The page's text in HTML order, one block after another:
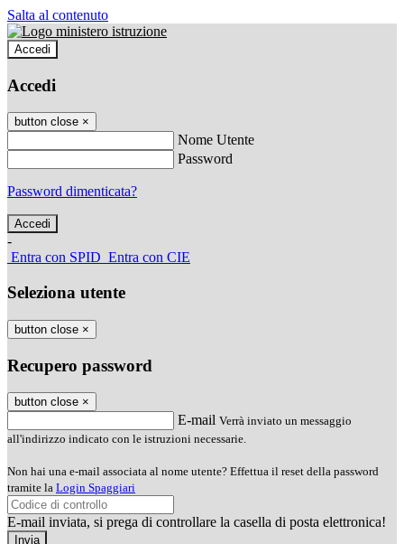
Salta al contenuto
Accedi
Accedi
button close ×
Nome Utente
Password
Password dimenticata?
-
Entra con SPID Entra con CIE
Seleziona utente
button close ×
Recupero password
button close ×
E-mail Verrà inviato un messaggio
all'indirizzo indicato con le istruzioni necessarie.
Non hai una e-mail associata al nome utente? Effettua il reset della password
tramite la Login Spaggiari
E-mail inviata, si prega di controllare la casella di posta elettronica!